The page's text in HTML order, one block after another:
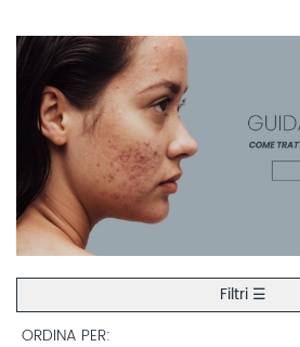
LINEE
TROVA
PRODOTTI
ESPLORA
DALTON
MAGAZINE
ORDINA PER
Filtri ☰